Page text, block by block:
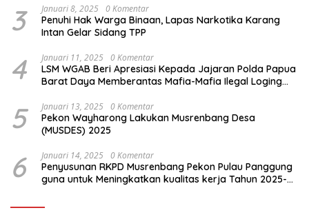
3 Januari 8, 2025 0 Komentar
Penuhi Hak Warga Binaan, Lapas Narkotika Karang
Intan Gelar Sidang TPP
4 Januari 11, 2025 0 Komentar
LSM WGAB Beri Apresiasi Kepada Jajaran Polda Papua
Barat Daya Memberantas Mafia-Mafia Ilegal Loging
5 Januari 13, 2025 0 Komentar
Pekon Wayharong Lakukan Musrenbang Desa
(MUSDES) 2025
6 Januari 14, 2025 0 Komentar
Penyusunan RKPD Musrenbang Pekon Pulau Panggung
guna untuk Meningkatkan kualitas kerja Tahun 2025-